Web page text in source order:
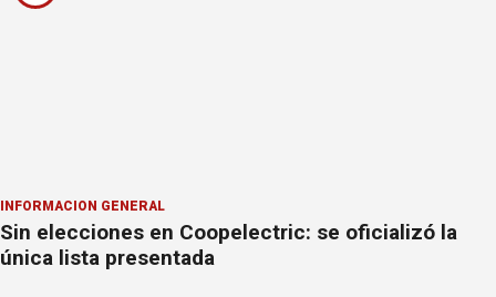
INFORMACION GENERAL
Sin elecciones en Coopelectric: se oficializó la
única lista presentada